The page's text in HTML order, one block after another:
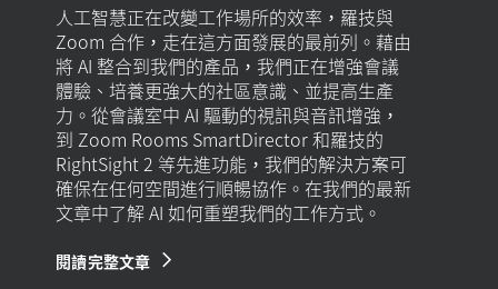
人工智慧正在改變工作場所的效率，羅技與
Zoom 合作，走在這方面發展的最前列。藉由
將 AI 整合到我們的產品，我們正在增強會議
體驗、培養更強大的社區意識、並提高生產
力。從會議室中 AI 驅動的視訊與音訊增強，
到 Zoom Rooms SmartDirector 和羅技的
RightSight 2 等先進功能，我們的解決方案可
確保在任何空間進行順暢協作。在我們的最新
文章中了解 AI 如何重塑我們的工作方式。
閱讀完整文章